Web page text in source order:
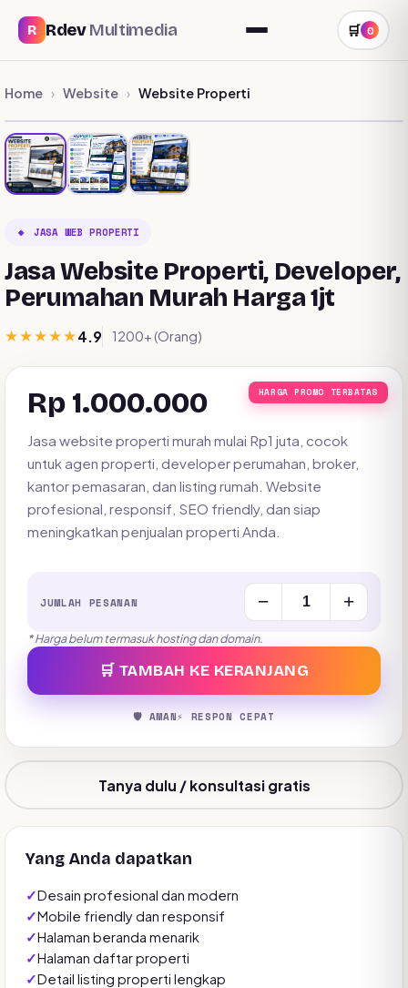
R RdevMultimedia 🛒 0
Home › Website › Website Properti
🔸 JASA WEB PROPERTI
Jasa Website Properti, Developer,
Perumahan Murah Harga 1jt
★★★★★4.9 1200+ (Orang)
HARGA PROMO TERBATAS
Rp 1.000.000
Jasa website properti murah mulai Rp1 juta, cocok
untuk agen properti, developer perumahan, broker,
kantor pemasaran, dan listing rumah. Website
profesional, responsif, SEO friendly, dan siap
meningkatkan penjualan properti Anda.
JUMLAH PESANAN − +
* Harga belum termasuk hosting dan domain.
🛒 TAMBAH KE KERANJANG
🛡️ AMAN⚡ RESPON CEPAT
Tanya dulu / konsultasi gratis
Yang Anda dapatkan
Desain profesional dan modern
Mobile friendly dan responsif
Halaman beranda menarik
Halaman daftar properti
Detail listing properti lengkap